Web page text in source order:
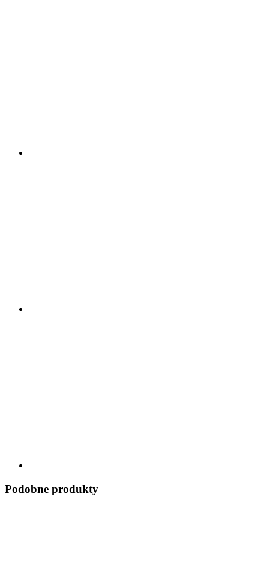
Podobne produkty